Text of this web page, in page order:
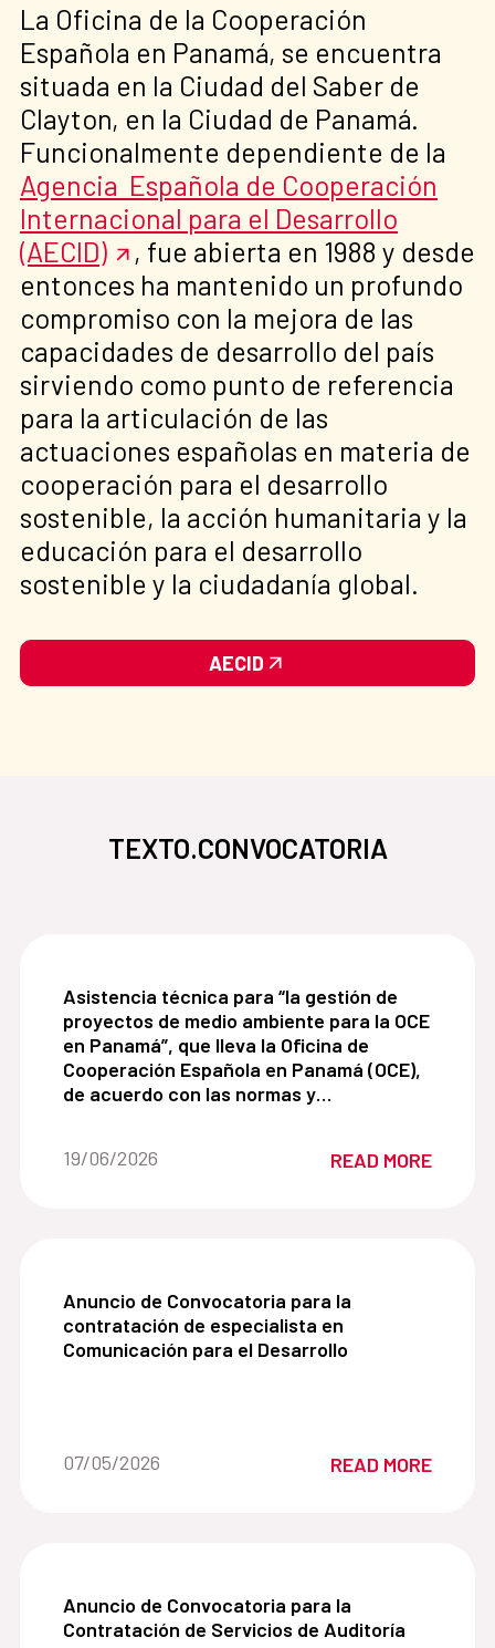
La Oficina de la Cooperación
Española en Panamá, se encuentra
situada en la Ciudad del Saber de
Clayton, en la Ciudad de Panamá.
Funcionalmente dependiente de la
Agencia Española de Cooperación
Internacional para el Desarrollo
(AECID)
, fue abierta en 1988 y desde
entonces ha mantenido un profundo
compromiso con la mejora de las
capacidades de desarrollo del país
sirviendo como punto de referencia
para la articulación de las
actuaciones españolas en materia de
cooperación para el desarrollo
sostenible, la acción humanitaria y la
educación para el desarrollo
sostenible y la ciudadanía global.
AECID
TEXTO.CONVOCATORIA
Asistencia técnica para “la gestión de proyectos
Asistencia técnica para “la gestión de
proyectos de medio ambiente para la OCE
en Panamá”, que lleva la Oficina de
Cooperación Española en Panamá (OCE),
de acuerdo con las normas y
Desarrollo (AECID).
Date of the news::
19/06/2026 READ MORE
Anuncio de Convocatoria para la contratación
Anuncio de Convocatoria para la
contratación de especialista en
Comunicación para el Desarrollo
Date of the news::
07/05/2026 READ MORE
Anuncio de Convocatoria para la Contratación
Anuncio de Convocatoria para la
Contratación de Servicios de Auditoría